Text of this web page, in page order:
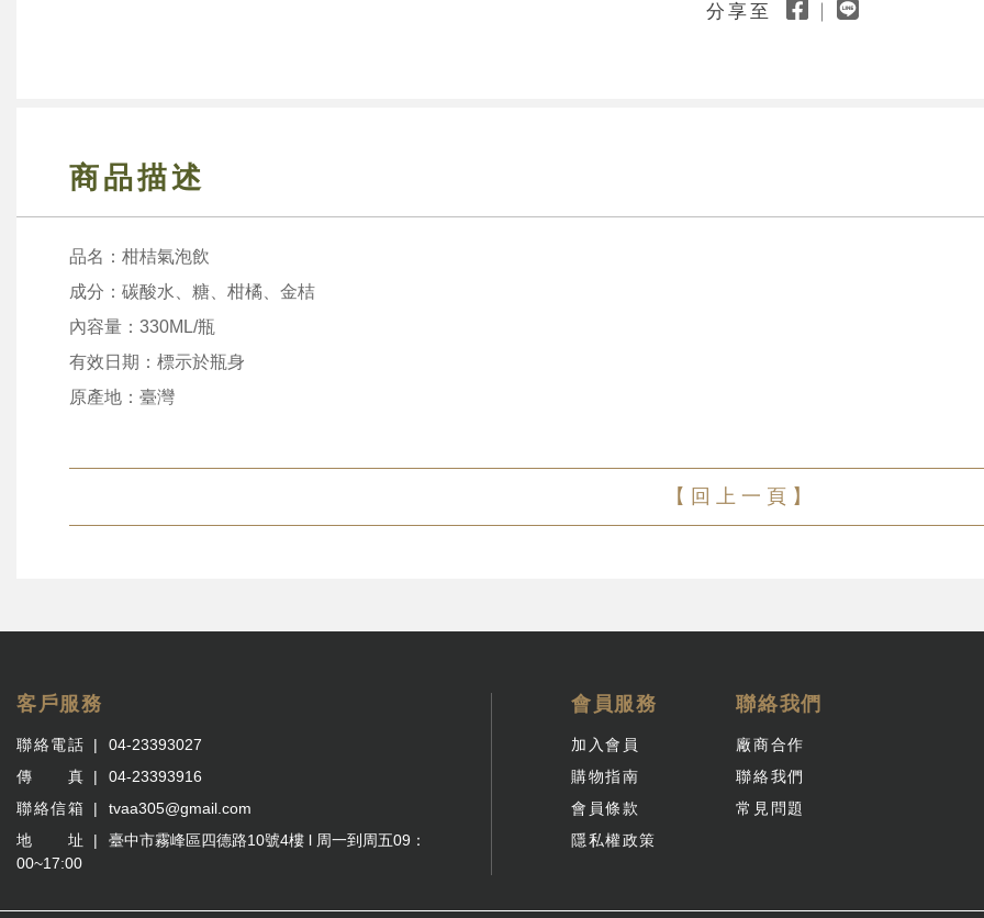
分享至
商品描述
品名：柑桔氣泡飲
成分：碳酸水、糖、柑橘、金桔
內容量：330ML/瓶
有效日期：標示於瓶身
原產地：臺灣
【 回 上 一 頁 】
客戶服務
聯絡電話
04-23393027
傳 真
04-23393916
聯絡信箱
tvaa305@gmail.com
地 址
臺中市霧峰區四德路10號4樓 l 周一到周五09：
00~17:00
會員服務
加入會員
購物指南
會員條款
隱私權政策
聯絡我們
廠商合作
聯絡我們
常見問題